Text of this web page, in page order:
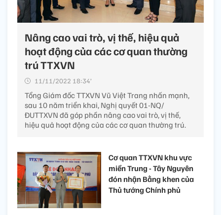
Nâng cao vai trò, vị thế, hiệu quả
hoạt động của các cơ quan thường
trú TTXVN
11/11/2022 18:34’
Tổng Giám đốc TTXVN Vũ Việt Trang nhấn mạnh,
sau 10 năm triển khai, Nghị quyết 01-NQ/
ĐUTTXVN đã góp phần nâng cao vai trò, vị thế,
hiệu quả hoạt động của các cơ quan thường trú.
Cơ quan TTXVN khu vực
miền Trung - Tây Nguyên
đón nhận Bằng khen của
Thủ tướng Chính phủ